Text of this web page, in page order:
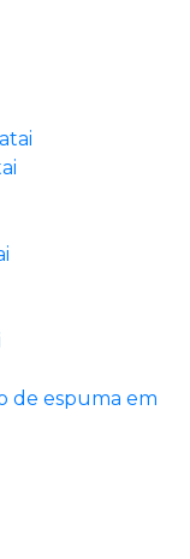
de espuma em